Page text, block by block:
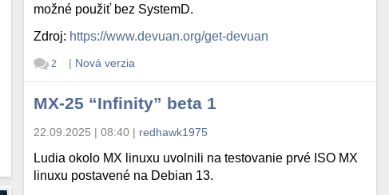
možné použiť bez SystemD.
Zdroj: https://www.devuan.org/get-devuan
2 | Nová verzia
MX-25 “Infinity” beta 1
22.09.2025 | 08:40 | redhawk1975
Ludia okolo MX linuxu uvolnili na testovanie prvé ISO MX
linuxu postavené na Debian 13.